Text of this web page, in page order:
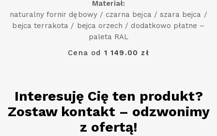
Materiał:
naturalny fornir dębowy / czarna bejca / szara bejca /
bejca terrakota / bejca orzech / dodatkowo płatne –
paleta RAL
Cena od 1 149.00 zł
Interesuję Cię ten produkt?
Zostaw kontakt – odzwonimy
z ofertą!